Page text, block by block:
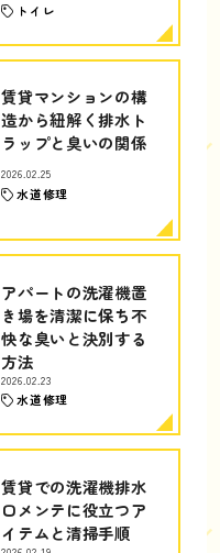
トイレ
賃貸マンションの構
造から紐解く排水ト
ラップと臭いの関係
2026.02.25
水道修理
アパートの洗濯機置
き場を清潔に保ち不
快な臭いと決別する
方法
2026.02.23
水道修理
賃貸での洗濯機排水
口メンテに役立つア
イテムと清掃手順